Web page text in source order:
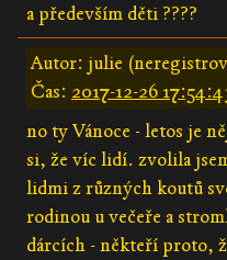
a především děti ????
Autor: julie
Čas: 2017-12-26
no ty Vánoce - letos je
si, že víc lidí. zvolila
lidmi z různých koutů
rodinou u večeře a
dárcích - někteří proto,